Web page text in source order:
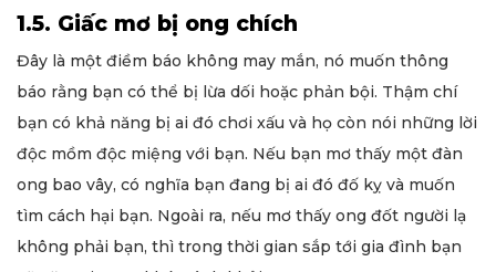
1.5. Giấc mơ bị ong chích
Đây là một điềm báo không may mắn, nó muốn thông
báo rằng bạn có thể bị lừa dối hoặc phản bội. Thậm chí
bạn có khả năng bị ai đó chơi xấu và họ còn nói những lời
độc mồm độc miệng với bạn. Nếu bạn mơ thấy một đàn
ong bao vây, có nghĩa bạn đang bị ai đó đố kỵ và muốn
tìm cách hại bạn. Ngoài ra, nếu mơ thấy ong đốt người lạ
không phải bạn, thì trong thời gian sắp tới gia đình bạn